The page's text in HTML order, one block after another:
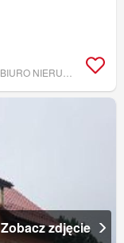
Zobacz zdjęcie